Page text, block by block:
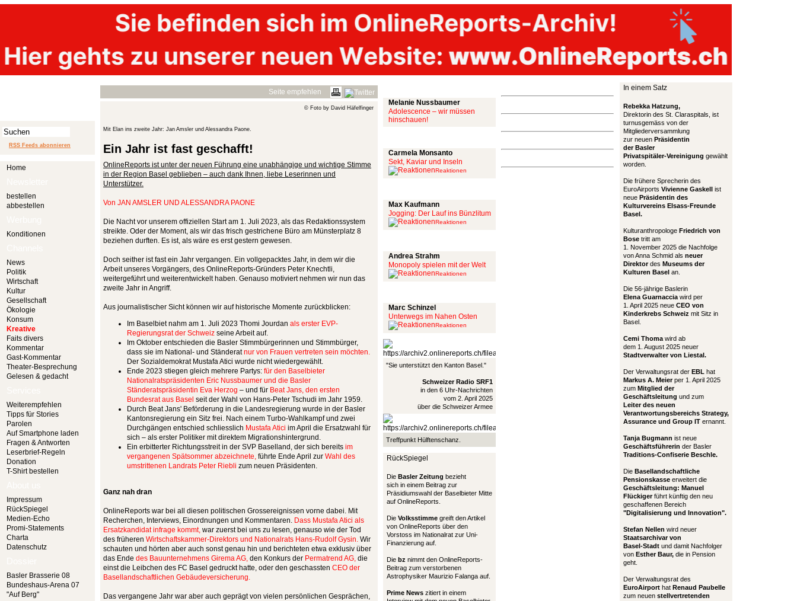
RSS Feeds abonnieren
Home
bestellen
abbestellen
Konditionen
News
Politik
Wirtschaft
Kultur
Gesellschaft
Ökologie
Konsum
Kreative
Faits divers
Kommentar
Gast-Kommentar
Theater-Besprechung
Gelesen & gedacht
Weiterempfehlen
Tipps für Stories
Parolen
Auf Smartphone laden
Fragen & Antworten
Leserbrief-Regeln
Donation
T-Shirt bestellen
Impressum
RückSpiegel
Medien-Echo
Promi-Statements
Charta
Datenschutz
Basler Brasserie 08
Bundeshaus-Arena 07
"Auf Berg"
Seite empfehlen
© Foto by David Häfelfinger
Mit Elan ins zweite Jahr: Jan Amsler und Alessandra Paone.
Ein Jahr ist fast geschafft!
OnlineReports ist unter der neuen Führung eine unabhängige und wichtige Stimme
in der Region Basel geblieben – auch dank Ihnen, liebe Leserinnen und
Unterstützer.
Von JAN AMSLER UND ALESSANDRA PAONE
Die Nacht vor unserem offiziellen Start am 1. Juli 2023, als das Redaktionssystem
streikte. Oder der Moment, als wir das frisch gestrichene Büro am Münsterplatz 8
beziehen durften. Es ist, als wäre es erst gestern gewesen.
Doch seither ist fast ein Jahr vergangen. Ein vollgepacktes Jahr, in dem wir die
Arbeit unseres Vorgängers, des OnlineReports-Gründers Peter Knechtli,
weitergeführt und weiterentwickelt haben. Genauso motiviert nehmen wir nun das
zweite Jahr in Angriff.
Aus journalistischer Sicht können wir auf historische Momente zurückblicken:
Im Baselbiet nahm am 1. Juli 2023 Thomi Jourdan als erster EVP-
Regierungsrat der Schweiz seine Arbeit auf.
Im Oktober entschieden die Basler Stimmbürgerinnen und Stimmbürger,
dass sie im National- und Ständeratnur von Frauen vertreten sein möchten.
Der Sozialdemokrat Mustafa Atici wurde nicht wiedergewählt.
Ende 2023 stiegen gleich mehrere Partys: für den Baselbieter
Nationalratspräsidenten Eric Nussbaumer und die Basler
Ständeratspräsidentin Eva Herzog – und für Beat Jans, den ersten
Bundesrat aus Basel seit der Wahl von Hans-Peter Tschudi im Jahr 1959.
Durch Beat Jans' Beförderung in die Landesregierung wurde in der Basler
Kantonsregierung ein Sitz frei. Nach einem Turbo-Wahlkampf und zwei
Durchgängen entschied schliesslich Mustafa Atici im April die Ersatzwahl für
sich – als erster Politiker mit direktem Migrationshintergrund.
Ein erbitterter Richtungsstreit in der SVP Baselland, der sich bereits im
vergangenen Spätsommer abzeichnete, führte Ende April zur Wahl des
umstrittenen Landrats Peter Riebli zum neuen Präsidenten.
Ganz nah dran
OnlineReports war bei all diesen politischen Grossereignissen vorne dabei. Mit
Recherchen, Interviews, Einordnungen und Kommentaren. Dass Mustafa Atici als
Ersatzkandidat infrage kommt, war zuerst bei uns zu lesen, genauso wie der Tod
des früheren Wirtschaftskammer-Direktors und Nationalrats Hans-Rudolf Gysin. Wir
schauten und hörten aber auch sonst genau hin und berichteten etwa exklusiv über
das Ende des Bauunternehmens Girema AG, den Konkurs der Permatrend AG, die
einst die Leibchen des FC Basel gedruckt hatte, oder den geschassten CEO der
Basellandschaftlichen Gebäudeversicherung.
Das vergangene Jahr war aber auch geprägt von vielen persönlichen Gesprächen,
Melanie Nussbaumer
Adolescence – wir müssen
hinschauen!
Carmela Monsanto
Sekt, Kaviar und Inseln
Reaktionen
Max Kaufmann
Jogging: Der Lauf ins Bünzlitum
Reaktionen
Andrea Strahm
Monopoly spielen mit der Welt
Reaktionen
Marc Schinzel
Unterwegs im Nahen Osten
Reaktionen
"Sie unterstützt den Kanton Basel."
Schweizer Radio SRF1
in den 6 Uhr-Nachrichten
vom 2. April 2025
über die Schweizer Armee
Treffpunkt Hülftenschanz.
RückSpiegel
Die Basler Zeitung bezieht
sich in einem Beitrag zur
Präsidiumswahl der Baselbieter Mitte
auf OnlineReports.
Die Volksstimme greift den Artikel
von OnlineReports über den
Vorstoss im Nationalrat zur Uni-
Finanzierung auf.
Die bz nimmt den OnlineReports-
Beitrag zum verstorbenen
Astrophysiker Maurizio Falanga auf.
Prime News zitiert in einem
In einem Satz
Rebekka Hatzung,
Direktorin des St. Claraspitals, ist
turnusgemäss von der
Mitgliederversammlung
zur neuen Präsidentin
der Basler
Privatspitäler-Vereinigung gewählt
worden.
Die frühere Sprecherin des
EuroAirports Vivienne Gaskell ist
neue Präsidentin des
Kulturvereins Elsass-Freunde
Basel.
Kulturanthropologe Friedrich von
Bose tritt am
1. November 2025 die Nachfolge
von Anna Schmid als neuer
Direktordes Museums der
Kulturen Basel an.
Die 56-jährige Baslerin
Elena Guarnaccia wird per
1. April 2025 neue CEO von
Kinderkrebs Schweiz mit Sitz in
Basel.
Cemi Thoma wird ab
dem 1. August 2025 neuer
Stadtverwalter von Liestal.
Der Verwaltungsrat der EBL hat
Markus A. Meierper 1. April 2025
zum Mitglied der
Geschäftsleitung und zum
Leiter des neuen
Verantwortungsbereichs Strategy,
Assurance und Group IT ernannt.
Tanja Bugmann ist neue
Geschäftsführerin der Basler
Traditions-Confiserie Beschle.
Die Basellandschaftliche
Pensionskasse erweitert die
Geschäftsleitung: Manuel
Flückigerführt künftig den neu
geschaffenen Bereich
"Digitalisierung und Innovation".
Stefan Nellen wird neuer
Staatsarchivar von
Basel-Stadt und damit Nachfolger
von Esther Baur, die in Pension
geht.
Der Verwaltungsrat des
EuroAirport hat Renaud Paubelle
zum neuen stellvertretenden